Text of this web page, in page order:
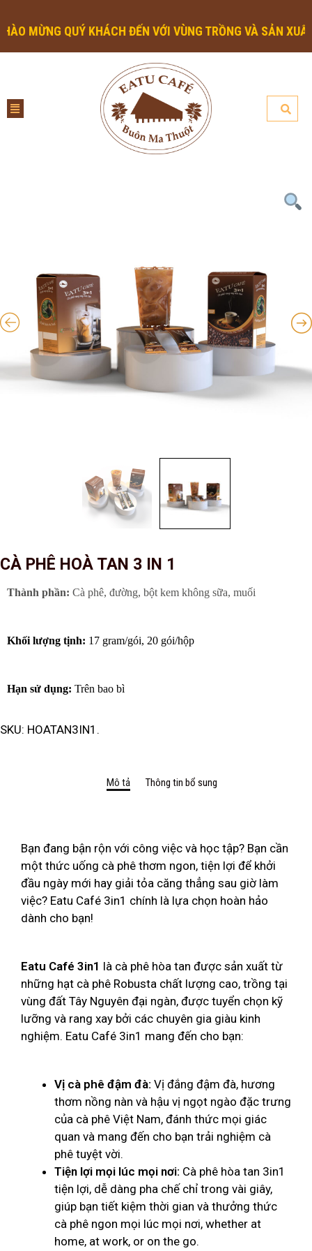
QUÝ KHÁCH ĐẾN VỚI VÙNG TRỒNG VÀ SẢN XUẤT CÀ
CÀ PHÊ HOÀ TAN 3 IN 1
Thành phần: Cà phê, đường, bột kem không sữa, muối
Khối lượng tịnh: 17 gram/gói, 20 gói/hộp
Hạn sử dụng: Trên bao bì
SKU: HOATAN3IN1 .
Mô tả Thông tin bổ sung
Bạn đang bận rộn với công việc và học tập? Bạn cần
một thức uống cà phê thơm ngon, tiện lợi để khởi
đầu ngày mới hay giải tỏa căng thẳng sau giờ làm
việc? Eatu Café 3in1 chính là lựa chọn hoàn hảo
dành cho bạn!
Eatu Café 3in1 là cà phê hòa tan được sản xuất từ
những hạt cà phê Robusta chất lượng cao, trồng tại
vùng đất Tây Nguyên đại ngàn, được tuyển chọn kỹ
lưỡng và rang xay bởi các chuyên gia giàu kinh
nghiệm. Eatu Café 3in1 mang đến cho bạn:
Vị cà phê đậm đà: Vị đắng đậm đà, hương
thơm nồng nàn và hậu vị ngọt ngào đặc trưng
của cà phê Việt Nam, đánh thức mọi giác
quan và mang đến cho bạn trải nghiệm cà
phê tuyệt vời.
Tiện lợi mọi lúc mọi nơi: Cà phê hòa tan 3in1
tiện lợi, dễ dàng pha chế chỉ trong vài giây,
giúp bạn tiết kiệm thời gian và thưởng thức
cà phê ngon mọi lúc mọi nơi, whether at
home, at work, or on the go.